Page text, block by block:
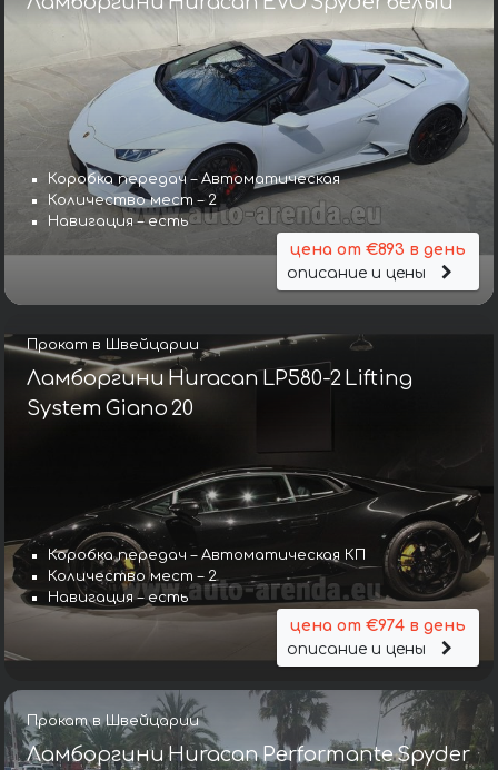
Коробка передач – Автоматическая
Количество мест – 2
Навигация – есть
цена от €893 в день
описание и цены
Прокат в Швейцарии
Ламборгини Huracan LP580-2 Lifting
System Giano 20
Коробка передач – Автоматическая КП
Количество мест – 2
Навигация – есть
цена от €974 в день
описание и цены
Прокат в Швейцарии
Ламборгини Huracan Performante Spyder